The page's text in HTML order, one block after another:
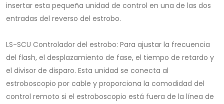
insertar esta pequeña unidad de control en una de las dos
entradas del reverso del estrobo.
LS-SCU Controlador del estrobo: Para ajustar la frecuencia
del flash, el desplazamiento de fase, el tiempo de retardo y
el divisor de disparo. Esta unidad se conecta al
estroboscopio por cable y proporciona la comodidad del
control remoto si el estroboscopio está fuera de la línea de